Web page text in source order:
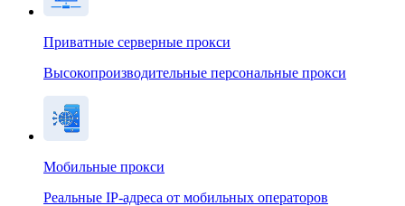
Приватные серверные прокси
Высокопроизводительные персональные прокси
Мобильные прокси
Реальные IP-адреса от мобильных операторов